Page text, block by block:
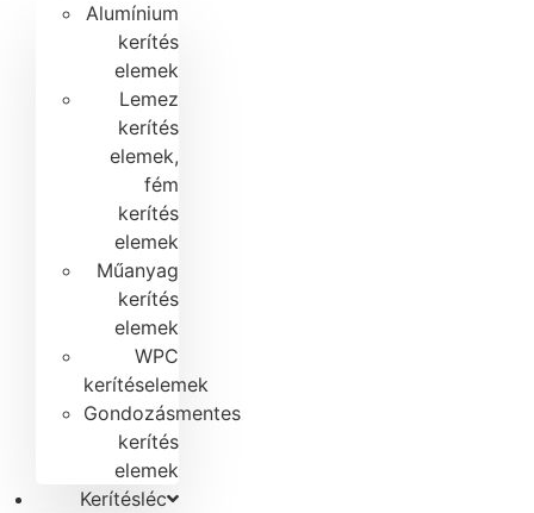
Alumínium
kerítés
elemek
Lemez
kerítés
elemek,
fém
kerítés
elemek
Műanyag
kerítés
elemek
WPC
kerítéselemek
Gondozásmentes
kerítés
elemek
Kerítésléc